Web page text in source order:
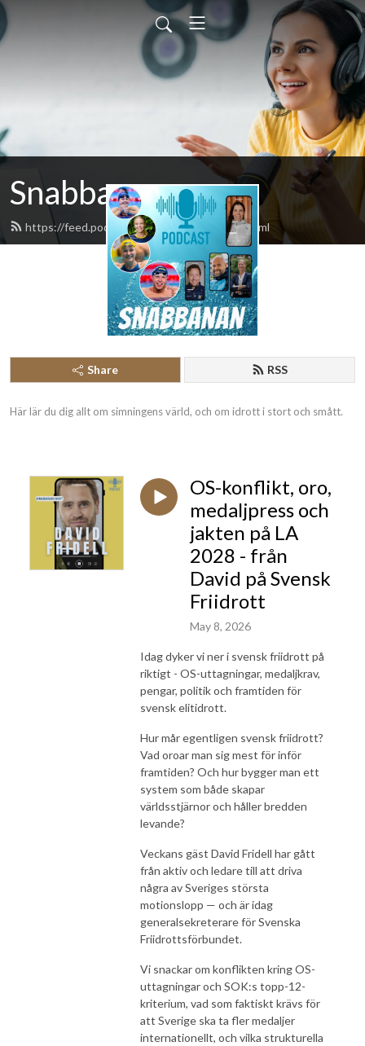
Snabbanan
https://feed.podbean.com/ostromberg/feed.xml
Share RSS
Här lär du dig allt om simningens värld, och om idrott i stort och smått.
OS-konflikt, oro,
medaljpress och
jakten på LA
2028 - från
David på Svensk
Friidrott
May 8, 2026
Idag dyker vi ner i svensk friidrott på
riktigt - OS-uttagningar, medaljkrav,
pengar, politik och framtiden för
svensk elitidrott.
Hur mår egentligen svensk friidrott?
Vad oroar man sig mest för inför
framtiden? Och hur bygger man ett
system som både skapar
världsstjärnor och håller bredden
levande?
Veckans gäst David Fridell har gått
från aktiv och ledare till att driva
några av Sveriges största
motionslopp — och är idag
generalsekreterare för Svenska
Friidrottsförbundet.
Vi snackar om konflikten kring OS-
uttagningar och SOK:s topp-12-
kriterium, vad som faktiskt krävs för
att Sverige ska ta fler medaljer
internationellt, och vilka strukturella